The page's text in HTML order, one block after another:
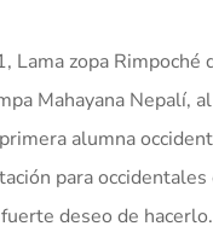
Lama zopa Rimpoché
Mahayana Nepalí,
alumna
para occidentales
deseo de